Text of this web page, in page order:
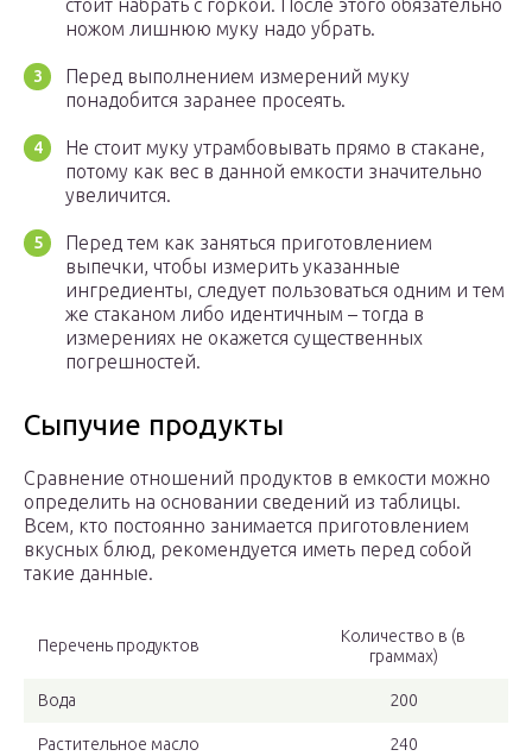
стоит набрать с горкой. После этого обязательно
ножом лишнюю муку надо убрать.
Перед выполнением измерений муку
понадобится заранее просеять.
Не стоит муку утрамбовывать прямо в стакане,
потому как вес в данной емкости значительно
увеличится.
Перед тем как заняться приготовлением
выпечки, чтобы измерить указанные
ингредиенты, следует пользоваться одним и тем
же стаканом либо идентичным – тогда в
измерениях не окажется существенных
погрешностей.
Сыпучие продукты
Сравнение отношений продуктов в емкости можно
определить на основании сведений из таблицы.
Всем, кто постоянно занимается приготовлением
вкусных блюд, рекомендуется иметь перед собой
такие данные.
Перечень продуктов
Количество в (в
граммах)
Вода 200
Растительное масло 240